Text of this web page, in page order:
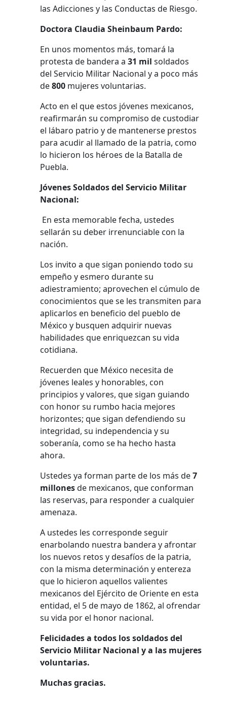
las Adicciones y las Conductas de Riesgo.
Doctora Claudia Sheinbaum Pardo:
En unos momentos más, tomará la
protesta de bandera a31 milsoldados
del Servicio Militar Nacional y a poco más
de800 mujeres voluntarias.
Acto en el que estos jóvenes mexicanos,
reafirmarán su compromiso de custodiar
el lábaro patrio y de mantenerse prestos
para acudir al llamado de la patria, como
lo hicieron los héroes de la Batalla de
Puebla.
Jóvenes Soldados del Servicio Militar
Nacional:
En esta memorable fecha, ustedes
sellarán su deber irrenunciable con la
nación.
Los invito a que sigan poniendo todo su
empeño y esmero durante su
adiestramiento; aprovechen el cúmulo de
conocimientos que se les transmiten para
aplicarlos en beneficio del pueblo de
México y busquen adquirir nuevas
habilidades que enriquezcan su vida
cotidiana.
Recuerden que México necesita de
jóvenes leales y honorables, con
principios y valores, que sigan guiando
con honor su rumbo hacia mejores
horizontes; que sigan defendiendo su
integridad, su independencia y su
soberanía, como se ha hecho hasta
ahora.
Ustedes ya forman parte de los más de7
millonesde mexicanos, que conforman
las reservas, para responder a cualquier
amenaza.
A ustedes les corresponde seguir
enarbolando nuestra bandera y afrontar
los nuevos retos y desafíos de la patria,
con la misma determinación y entereza
que lo hicieron aquellos valientes
mexicanos del Ejército de Oriente en esta
entidad, el 5 de mayo de 1862, al ofrendar
su vida por el honor nacional.
Felicidades a todos los soldados del
Servicio Militar Nacional y a las mujeres
voluntarias.
Muchas gracias.